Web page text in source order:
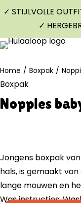
✓ STIJLVOLLE
✓
Home / Boxpak /
Boxpak
Noppies
Jongens boxpak
hals, is gemaakt
lange mouwen en
Was instructies: